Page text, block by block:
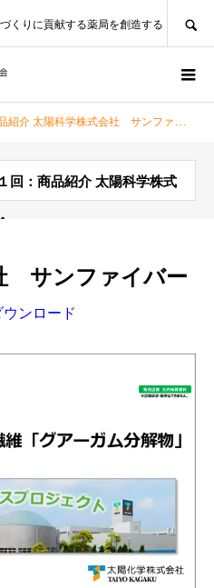
くりに貢献する薬局を創造する
介 太陽科学株式会社 サンファイバー
回：商品紹介 太陽科学株式
サンファイバー
ンロード